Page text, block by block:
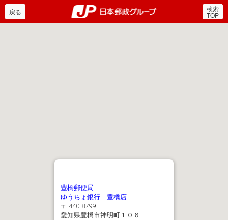
郵便局・日本郵政グルー
戻る 検索
TOP
豊橋郵便局
ゆうちょ銀行 豊橋店
〒 440-8799
愛知県豊橋市神明町１０６